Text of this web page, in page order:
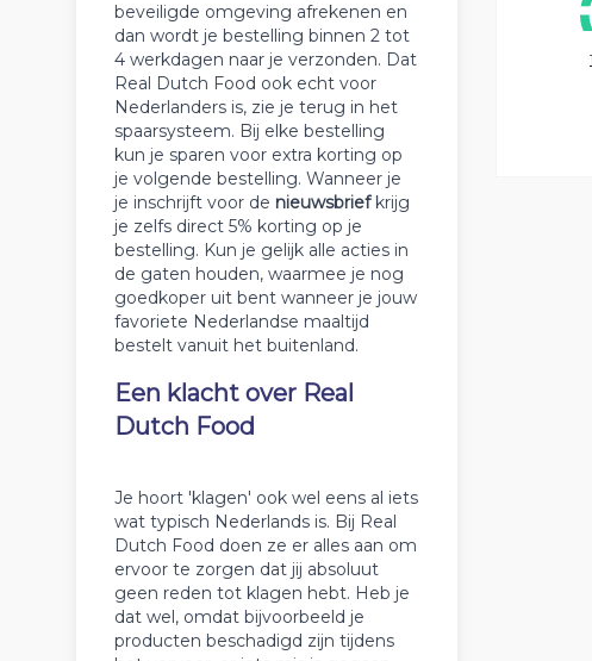
beveiligde omgeving afrekenen en
dan wordt je bestelling binnen 2 tot
4 werkdagen naar je verzonden. Dat
Real Dutch Food ook echt voor
Nederlanders is, zie je terug in het
spaarsysteem. Bij elke bestelling
kun je sparen voor extra korting op
je volgende bestelling. Wanneer je
je inschrijft voor de nieuwsbriefkrijg
je zelfs direct 5% korting op je
bestelling. Kun je gelijk alle acties in
de gaten houden, waarmee je nog
goedkoper uit bent wanneer je jouw
favoriete Nederlandse maaltijd
bestelt vanuit het buitenland.
Een klacht over Real
Dutch Food
Je hoort 'klagen' ook wel eens al iets
wat typisch Nederlands is. Bij Real
Dutch Food doen ze er alles aan om
ervoor te zorgen dat jij absoluut
geen reden tot klagen hebt. Heb je
dat wel, omdat bijvoorbeeld je
producten beschadigd zijn tijdens